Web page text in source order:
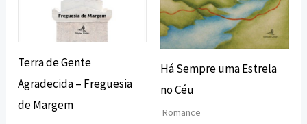
Terra de Gente
Agradecida – Freguesia
de Margem
Há Sempre uma Estrela
no Céu
Romance